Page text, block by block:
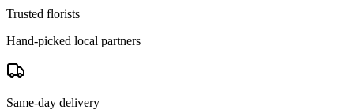
Trusted florists
Hand-picked local partners
Same-day delivery